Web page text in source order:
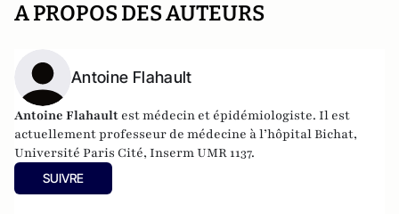
A PROPOS DES AUTEURS
Antoine Flahault
Antoine Flahault est médecin et épidémiologiste. Il est
actuellement professeur de médecine à l’hôpital Bichat,
Université Paris Cité, Inserm UMR 1137.
SUIVRE